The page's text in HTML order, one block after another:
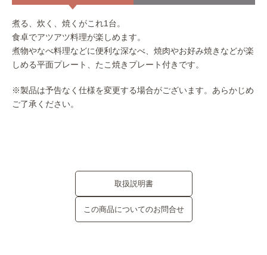
煮る、炊く、焼くがこれ1台。
食卓でアツアツ料理が楽しめます。
煮物やなべ料理などに便利な深なべ、焼肉やお好み焼きなどが楽
しめる平面プレート、たこ焼きプレート付きです。
※製品は予告なく仕様を変更する場合がございます。あらかじめ
ご了承ください。
取扱説明書
この商品についてのお問合せ